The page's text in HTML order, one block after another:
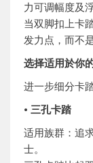
力可调幅度及
当双脚扣上卡
发力点，而不
选择适用於你
进一步细分卡
• 三孔卡踏
适用族群：追
士。